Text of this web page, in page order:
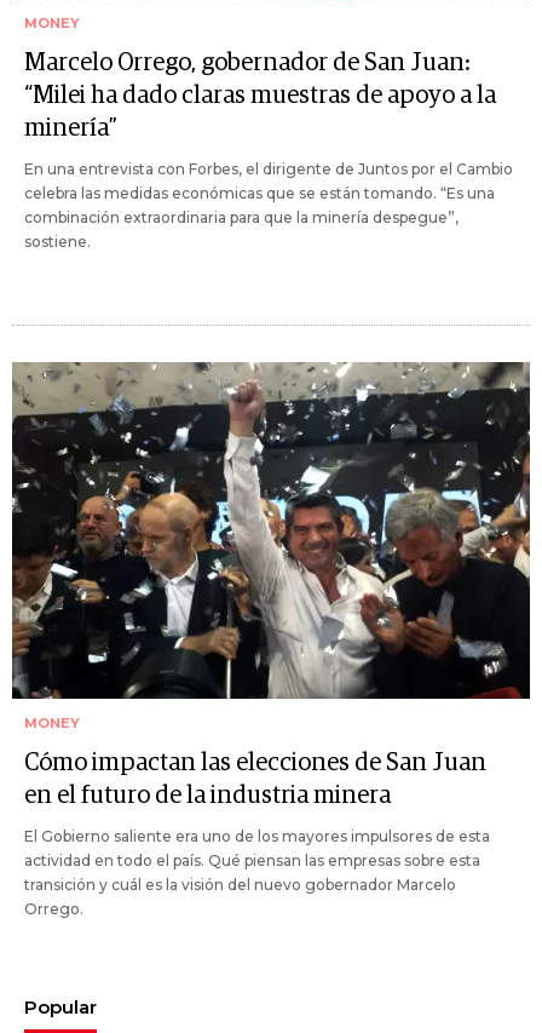
MONEY
Marcelo Orrego, gobernador de San Juan:
“Milei ha dado claras muestras de apoyo a la
minería”
En una entrevista con Forbes, el dirigente de Juntos por el Cambio
celebra las medidas económicas que se están tomando. “Es una
combinación extraordinaria para que la minería despegue”,
sostiene.
MONEY
Cómo impactan las elecciones de San Juan
en el futuro de la industria minera
El Gobierno saliente era uno de los mayores impulsores de esta
actividad en todo el país. Qué piensan las empresas sobre esta
transición y cuál es la visión del nuevo gobernador Marcelo
Orrego.
Popular